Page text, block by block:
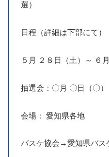
選）
日程（詳細は下部にて）
５月 ２８日（土）～ ６
抽選会：〇月 〇日（〇）
会場： 愛知県各地
バスケ協会→愛知県バス